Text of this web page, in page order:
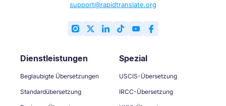
support@rapidtranslate.org
Dienstleistungen
Beglaubigte Übersetzungen
Standardübersetzung
Spezial
USCIS-Übersetzung
IRCC-Übersetzung